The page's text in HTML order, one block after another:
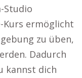
Studio
Kurs ermöglicht
zu üben,
Dadurch
kannst dich